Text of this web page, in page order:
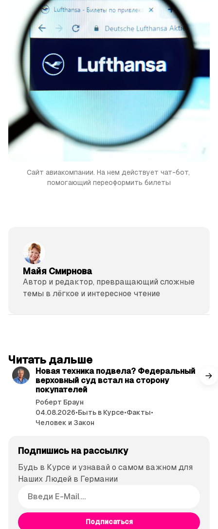
Сайт авиакомпании. На нем действует чат-бот,
помогающий переоформить билеты
Майя Смирнова
Автор и редактор, превращающий сложные
темы в лёгкое и интересное чтение
Читать дальше
Новая техника подвела? Федеральный
верховный суд встал на сторону
покупателей
Роберт Браун
04.08.2026•Быть в Курсе•Факты•
Человек и Закон
Подпишись на рассылку
Будь в Курсе и узнавай о самом важном для
Наших Людей в Германии
Подписаться